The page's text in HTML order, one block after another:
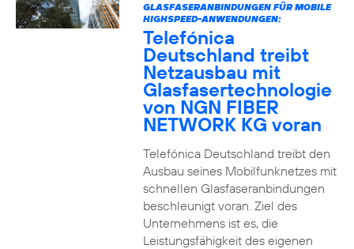
GLASFASERANBINDUNGEN FÜR MOBILE
HIGHSPEED-ANWENDUNGEN:
Telefónica
Deutschland treibt
Netzausbau mit
Glasfasertechnologie
von NGN FIBER
NETWORK KG voran
Telefónica Deutschland treibt den
Ausbau seines Mobilfunknetzes mit
schnellen Glasfaseranbindungen
beschleunigt voran. Ziel des
Unternehmens ist es, die
Leistungsfähigkeit des eigenen